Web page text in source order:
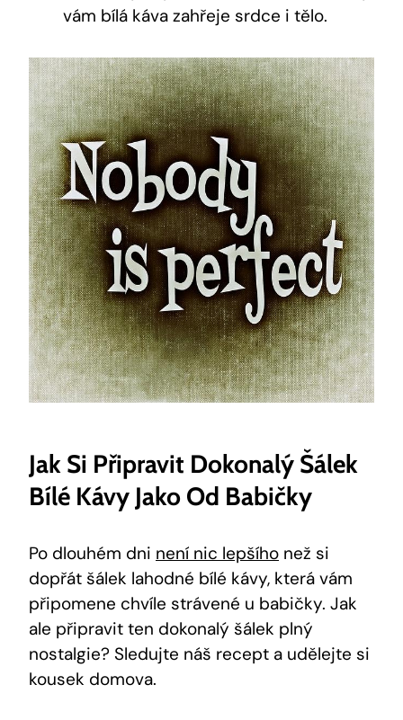
vám bílá káva zahřeje srdce i tělo.
Jak Si Připravit Dokonalý Šálek
Bílé Kávy Jako Od Babičky
Po dlouhém dni není nic lepšího než si
dopřát šálek lahodné bílé kávy, která vám
připomene chvíle strávené u babičky. Jak
ale připravit ten dokonalý šálek plný
nostalgie? Sledujte náš recept a udělejte si
kousek domova.